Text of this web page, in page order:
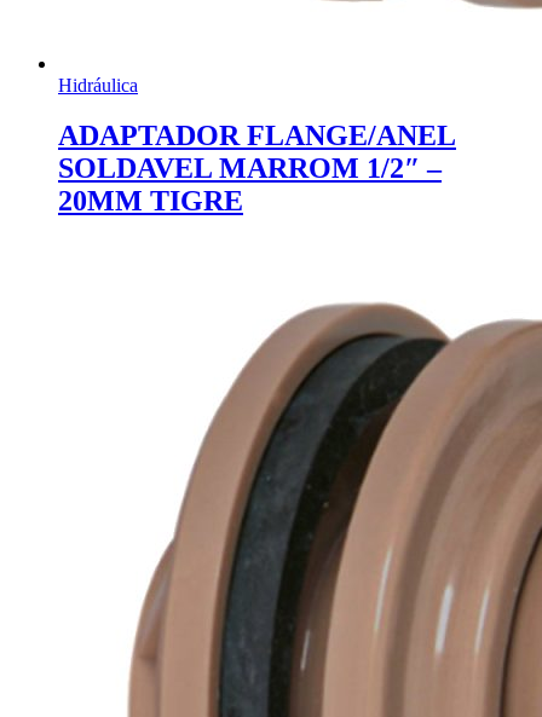
Hidráulica
ADAPTADOR FLANGE/ANEL
SOLDAVEL MARROM 1/2″ –
20MM TIGRE